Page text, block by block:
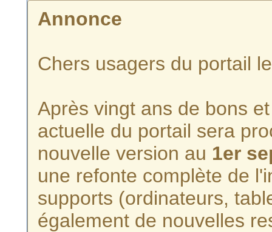
Annonce
Chers usagers du portail
Après vingt ans de bons
actuelle du portail sera
nouvelle version au 1er
une refonte complète de
supports (ordinateurs,
également de nouvelles